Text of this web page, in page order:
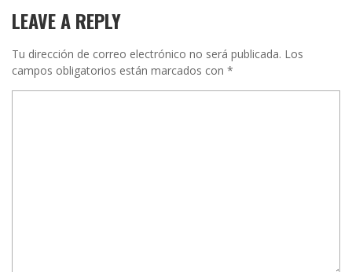
LEAVE A REPLY
Tu dirección de correo electrónico no será publicada. Los
campos obligatorios están marcados con *